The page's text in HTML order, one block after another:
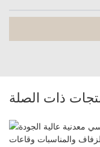
ذات الصلة